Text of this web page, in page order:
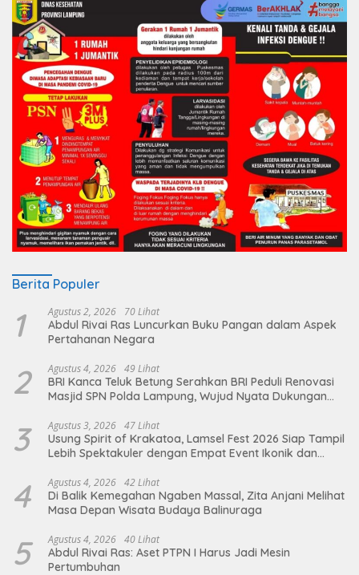
Berita Populer
1 Agustus 2, 2026 70 Lihat
Abdul Rivai Ras Luncurkan Buku Pangan dalam Aspek
Pertahanan Negara
2 Agustus 4, 2026 49 Lihat
BRI Kanca Teluk Betung Serahkan BRI Peduli Renovasi
Masjid SPN Polda Lampung, Wujud Nyata Dukungan
3 Agustus 3, 2026 47 Lihat
Usung Spirit of Krakatoa, Lamsel Fest 2026 Siap Tampil
Lebih Spektakuler dengan Empat Event Ikonik dan
4 Agustus 4, 2026 42 Lihat
Di Balik Kemegahan Ngaben Massal, Zita Anjani Melihat
Masa Depan Wisata Budaya Balinuraga
5 Agustus 4, 2026 40 Lihat
Abdul Rivai Ras: Aset PTPN I Harus Jadi Mesin
Pertumbuhan